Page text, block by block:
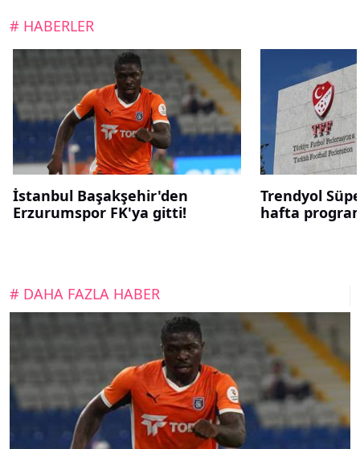
# HABERLER
İstanbul Başakşehir'den
Erzurumspor FK'ya gitti!
Trendyol
hafta
# DAHA FAZLA HABER